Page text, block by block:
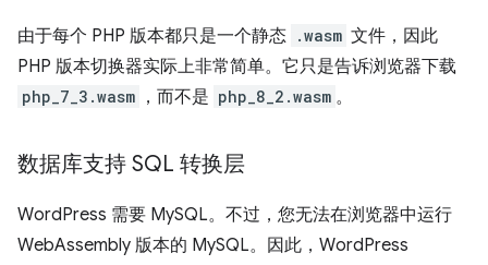
由于每个 PHP 版本都只是一个静态 .wasm 文件，因此
PHP 版本切换器实际上非常简单。它只是告诉浏览器下载
php_7_3.wasm ，而不是 php_8_2.wasm 。
数据库支持 SQL 转换层
WordPress 需要 MySQL。不过，您无法在浏览器中运行
WebAssembly 版本的 MySQL。因此，WordPress